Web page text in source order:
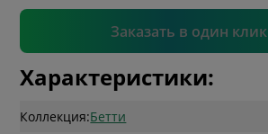
Заказать в один клик
Подтвердить
Характеристики:
Коллекция:Бетти